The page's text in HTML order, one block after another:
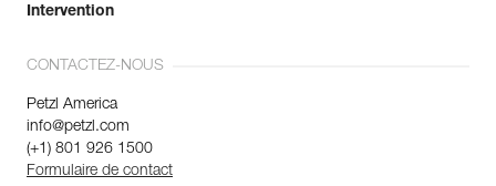
Intervention
CONTACTEZ-NOUS
Petzl America
info@petzl.com
(+1) 801 926 1500
Formulaire de contact